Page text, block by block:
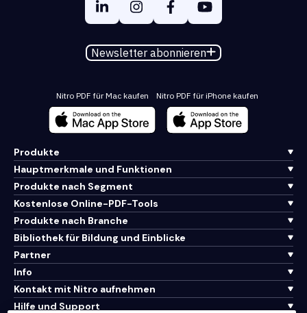
Newsletter abonnieren
Nitro PDF für Mac kaufen Nitro PDF für iPhone kaufen
Produkte
Hauptmerkmale und Funktionen
Produkte nach Segment
Kostenlose Online-PDF-Tools
Produkte nach Branche
Bibliothek für Bildung und Einblicke
Partner
Info
Kontakt mit Nitro aufnehmen
Hilfe und Support